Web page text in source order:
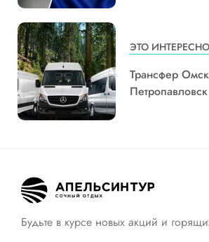
ЭТО ИНТЕРЕСНО
Трансфер
Петропавловск
Будьте в курсе новых акций и